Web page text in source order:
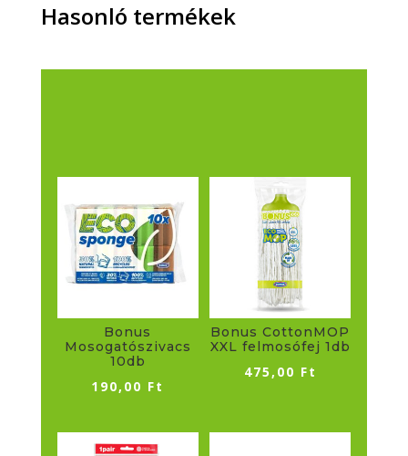
Hasonló termékek
Bonus
Mosogatószivacs
10db
190,00 Ft
Bonus CottonMOP
XXL felmosófej 1db
475,00 Ft